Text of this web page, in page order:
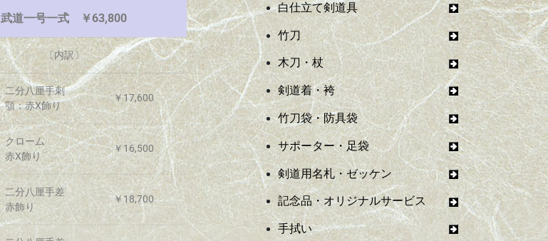
武道一号一式 ￥63,800
〔内訳〕
二分八厘手刺
顎：赤X飾り
￥17,600
クローム
赤X飾り
￥16,500
二分八厘手差
赤飾り
￥18,700
白仕立て剣道具
竹刀
木刀・杖
剣道着・袴
竹刀袋・防具袋
サポーター・足袋
剣道用名札・ゼッケン
記念品・オリジナルサービス
手拭い